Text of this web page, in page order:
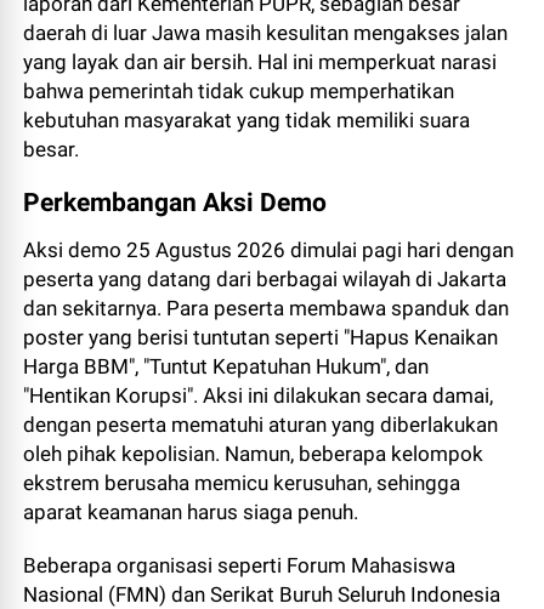
daerah di luar Jawa masih kesulitan mengakses jalan
yang layak dan air bersih. Hal ini memperkuat narasi
bahwa pemerintah tidak cukup memperhatikan
kebutuhan masyarakat yang tidak memiliki suara
besar.
Perkembangan Aksi Demo
Aksi demo 25 Agustus 2026 dimulai pagi hari dengan
peserta yang datang dari berbagai wilayah di Jakarta
dan sekitarnya. Para peserta membawa spanduk dan
poster yang berisi tuntutan seperti "Hapus Kenaikan
Harga BBM", "Tuntut Kepatuhan Hukum", dan
"Hentikan Korupsi". Aksi ini dilakukan secara damai,
dengan peserta mematuhi aturan yang diberlakukan
oleh pihak kepolisian. Namun, beberapa kelompok
ekstrem berusaha memicu kerusuhan, sehingga
aparat keamanan harus siaga penuh.
Beberapa organisasi seperti Forum Mahasiswa
Nasional (FMN) dan Serikat Buruh Seluruh Indonesia